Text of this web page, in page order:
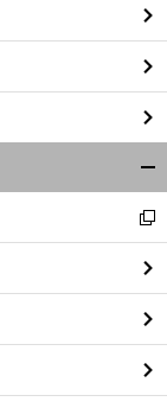
希
」
課
前
閉
る
新
し
い
ウ
ィ
ン
ド
ウ